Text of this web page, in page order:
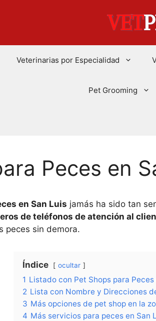
Veterinarias por Especialidad
Pet Grooming
Peces en
en San Luis jamás ha sido tan
de teléfonos de atención al
peces sin demora.
Índice ocultar
1 Listado con Pet Shops para Peces
2 Lista con Nombre y Direcciones
3 Más opciones de pet shop en la
4 Más servicios para peces en San